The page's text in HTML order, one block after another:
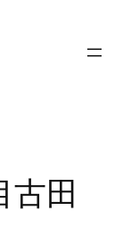
古田